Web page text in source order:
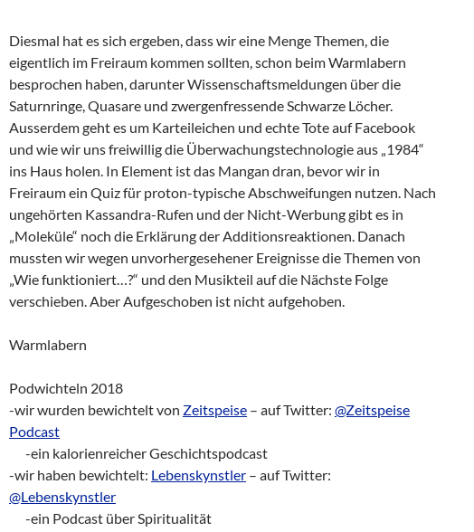
Diesmal hat es sich ergeben, dass wir eine Menge Themen, die
eigentlich im Freiraum kommen sollten, schon beim Warmlabern
besprochen haben, darunter Wissenschaftsmeldungen über die
Saturnringe, Quasare und zwergenfressende Schwarze Löcher.
Ausserdem geht es um Karteileichen und echte Tote auf Facebook
und wie wir uns freiwillig die Überwachungstechnologie aus „1984“
ins Haus holen. In Element ist das Mangan dran, bevor wir in
Freiraum ein Quiz für proton-typische Abschweifungen nutzen. Nach
ungehörten Kassandra-Rufen und der Nicht-Werbung gibt es in
„Moleküle“ noch die Erklärung der Additionsreaktionen. Danach
mussten wir wegen unvorhergesehener Ereignisse die Themen von
„Wie funktioniert…?“ und den Musikteil auf die Nächste Folge
verschieben. Aber Aufgeschoben ist nicht aufgehoben.
Warmlabern
Podwichteln 2018
-wir wurden bewichtelt von Zeitspeise – auf Twitter: @Zeitspeise
Podcast
-ein kalorienreicher Geschichtspodcast
-wir haben bewichtelt: Lebenskynstler – auf Twitter:
@Lebenskynstler
-ein Podcast über Spiritualität